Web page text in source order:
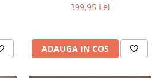
399,95 Lei
ADAUGA IN COS